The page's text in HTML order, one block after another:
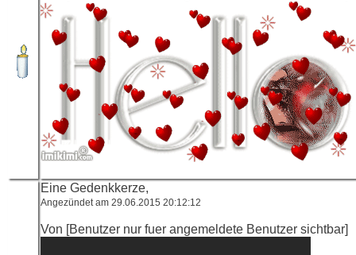
Eine Gedenkkerze,
Angezündet am 29.06.2015 20:12:12
Von [Benutzer nur fuer angemeldete Benutzer sichtbar]